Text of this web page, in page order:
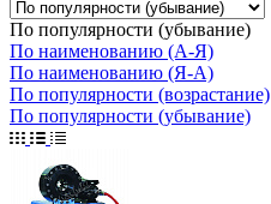
По популярности (убывание)
По наименованию (А-Я)
По наименованию (Я-А)
По популярности (возрастание)
По популярности (убывание)